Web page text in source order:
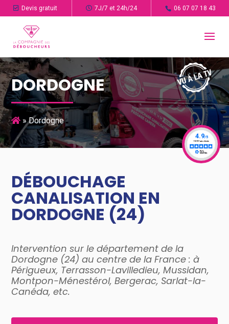
Devis gratuit 7J/7 et 24h/24 06 07 07 18 43
DORDOGNE
»Dordogne
DÉBOUCHAGE
CANALISATION EN
DORDOGNE (24)
Intervention sur le département de la
Dordogne (24) au centre de la France : à
Périgueux, Terrasson-Lavilledieu, Mussidan,
Montpon-Ménestérol, Bergerac, Sarlat-la-
Canéda, etc.